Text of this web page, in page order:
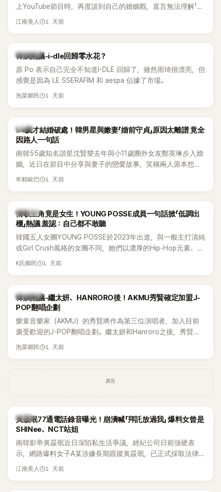
上YouTube節目時，再度談到自己的婚姻觀，直言無法理解「連
另一半的口臭、便便臭都要愛」這種說法，更大方表明自己是不
江南美人 1 天前
熱議討論
韓娛熱議-i-dle回歸零水花？
原 Po 表示自己完全不知道I-DLE 回歸了，雖然雨琦很漂亮，但
感覺是因為 LE SSERAFIM 和 aespa 佔據了市場。
泡菜鄉民 1 天前
韓星
54歲才結婚破處！韓男星與嫩妻「婚前守貞」原因太離譜 竟全
因路人一句話
南韓55歲知名諧星沈賢燮去年與小11歲圈外女友鄭英琳步入婚
姻，近日在節目中分享與妻子的戀愛故事，笑稱兩人原本想享
受兩人世界，沒想到站在飯店門口時竟被路人認出，還一路替
年糕歐巴 1 天前
K-POP
情歌主角竟是女生！YOUNG POSSE成員一句話掀「低調出
櫃」熱議 羞認：自己都不敢聽
韓國五人女團YOUNG POSSE於2023年出道，與一般主打清純
或Girl Crush風格的女團不同，她們以濃厚的Hip-Hop元素、自
創Rap及成員親自參與創作為特色，MV也融入美式街頭、塗
為第五代女團中極具辨識度的新生代代表之一。
K氏鄉民 1 天前
熱議討論
韓娛熱議-繼太妍、HANRORO後！AKMU秀賢確定加盟J-
POP翻唱企劃
樂童音樂家（AKMU）的秀賢將作為第三位演唱者，加入目前
廣受歡迎的J-POP翻唱企劃。繼太妍和Hanroro之後，秀賢已
獲選為第三首翻唱歌曲的主唱，並於近期完成錄音。
泡菜鄉民 1 天前
廣告
韓星
黃晸珉77通電話錄音曝光！崩潰喊「拜託放過我」 爆料女曾是
SHINee、NCT站姐
南韓影帝黃晸珉近日深陷私生活爭議，經紀公司日前強硬表
示，網路爆料女子A某涉嫌長期跟蹤黃晸珉，已正式採取法律
行動。不過，A並未停止發聲，持續透過社群平台公開爆料，反
江南美人 1 天前